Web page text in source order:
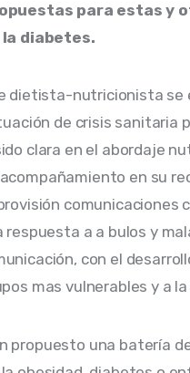
para estas y
la diabetes.
dietista-nutricionista
de crisis sanitaria
clara en el abordaje
en su
comunicaciones
a a bulos y
con el
mas vulnerables y a
propuesto una batería